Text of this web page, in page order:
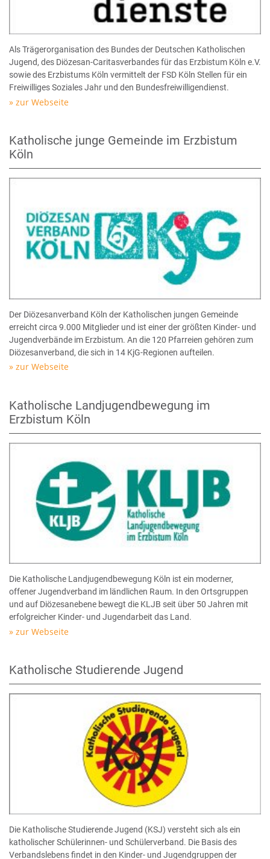
Als Trägerorganisation des Bundes der Deutschen Katholischen
Jugend, des Diözesan-Caritasverbandes für das Erzbistum Köln e.V.
sowie des Erzbistums Köln vermittelt der FSD Köln Stellen für ein
Freiwilliges Soziales Jahr und den Bundesfreiwilligendienst.
zur Webseite
Katholische junge Gemeinde im Erzbistum
Köln
Der Diözesanverband Köln der Katholischen jungen Gemeinde
erreicht circa 9.000 Mitglieder und ist einer der größten Kinder- und
Jugendverbände im Erzbistum. An die 120 Pfarreien gehören zum
Diözesanverband, die sich in 14 KjG-Regionen aufteilen.
zur Webseite
Katholische Landjugendbewegung im
Erzbistum Köln
Die Katholische Landjugendbewegung Köln ist ein moderner,
offener Jugendverband im ländlichen Raum. In den Ortsgruppen
und auf Diözesanebene bewegt die KLJB seit über 50 Jahren mit
erfolgreicher Kinder- und Jugendarbeit das Land.
zur Webseite
Katholische Studierende Jugend
Die Katholische Studierende Jugend (KSJ) versteht sich als ein
katholischer Schülerinnen- und Schülerverband. Die Basis des
Verbandslebens findet in den Kinder- und Jugendgruppen der